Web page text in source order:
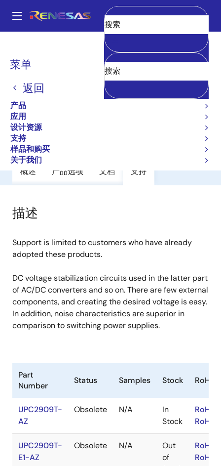
到
Main
navigation
菜单
返回
产品
应用
设计资源
支持
样品和购买
关于我们
清空
面
屑
UPC2909T
UPC2909T
过时
3 Terminal Regulators
概述 产品选项 文档 支持
描述
Support is limited to customers who have already
adopted these products.
DC voltage stabilization circuits used in the latter part
of AC/DC converters and so on. There are few external
components, and creating the desired voltage is easy.
In addition, noise characteristics are superior in
comparison to switching power supplies.
Part
Number
Status Samples Stock RoHS
UPC2909T-
AZ
Obsolete N/A
In
Stock
UPC2909T-
E1-AZ
Obsolete N/A
Out
of